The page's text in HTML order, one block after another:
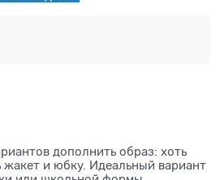
дополнить образ: хоть
и юбку. Идеальный вариант